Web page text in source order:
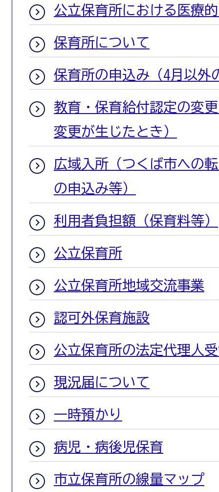
公立保育所における医療
保育所について
保育所の申込み（4月以外
教育・保育給付認定の変
変更が生じたとき）
広域入所（つくば市への
の申込み等）
利用者負担額（保育料等）
公立保育所
公立保育所地域交流事業
認可外保育施設
公立保育所の法定代理人
現況届について
一時預かり
病児・病後児保育
市立保育所の線量マップ